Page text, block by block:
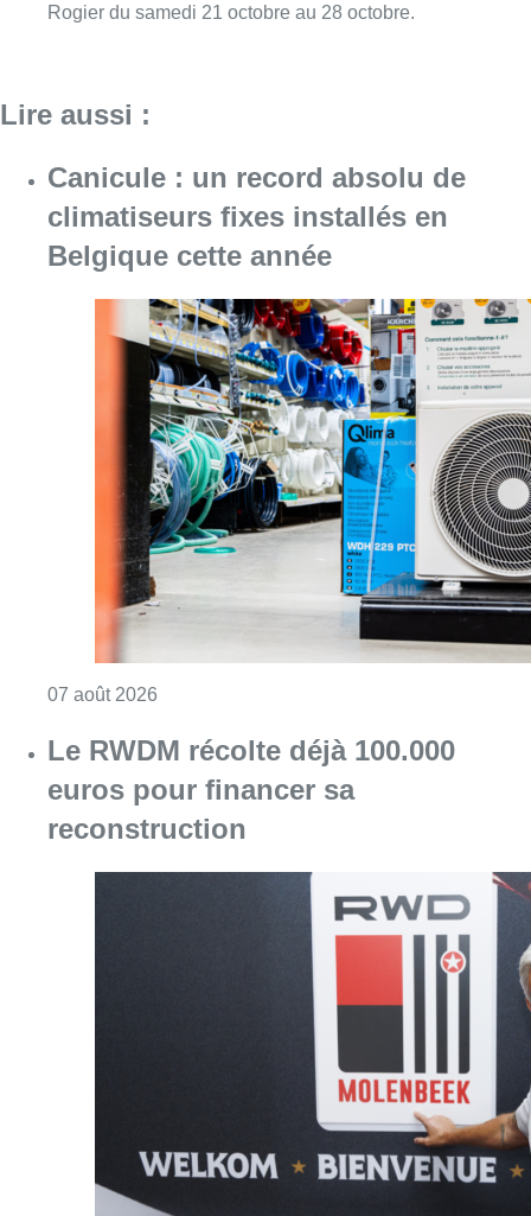
Rogier du samedi 21 octobre au 28 octobre.
Lire aussi :
Canicule : un record absolu de
climatiseurs fixes installés en
Belgique cette année
07 août 2026
Le RWDM récolte déjà 100.000
euros pour financer sa
reconstruction